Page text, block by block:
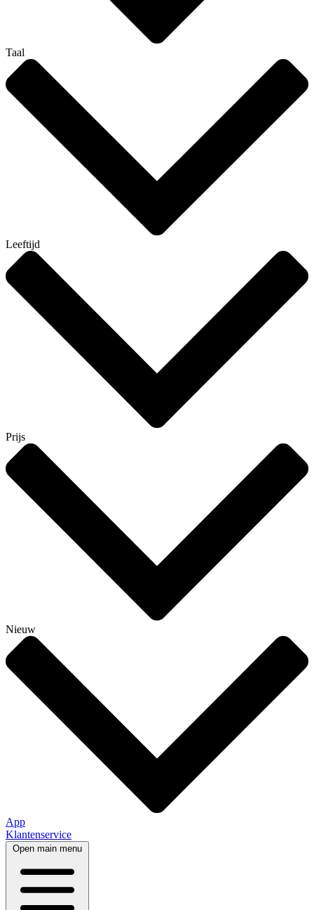
Taal
Leeftijd
Prijs
Nieuw
App
Klantenservice
Open main menu